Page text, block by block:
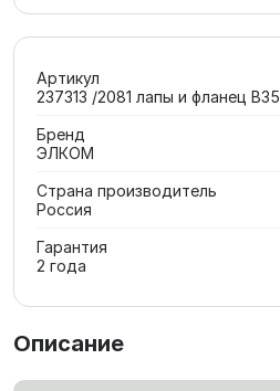
Артикул
237313 /2081 лапы и фланец В35
Бренд
ЭЛКОМ
Страна производитель
Россия
Гарантия
2 года
Описание